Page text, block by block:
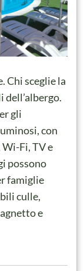
Chi sceglie la
dell’albergo.
gli
con
Fi, TV e
possono
famiglie
culle,
e